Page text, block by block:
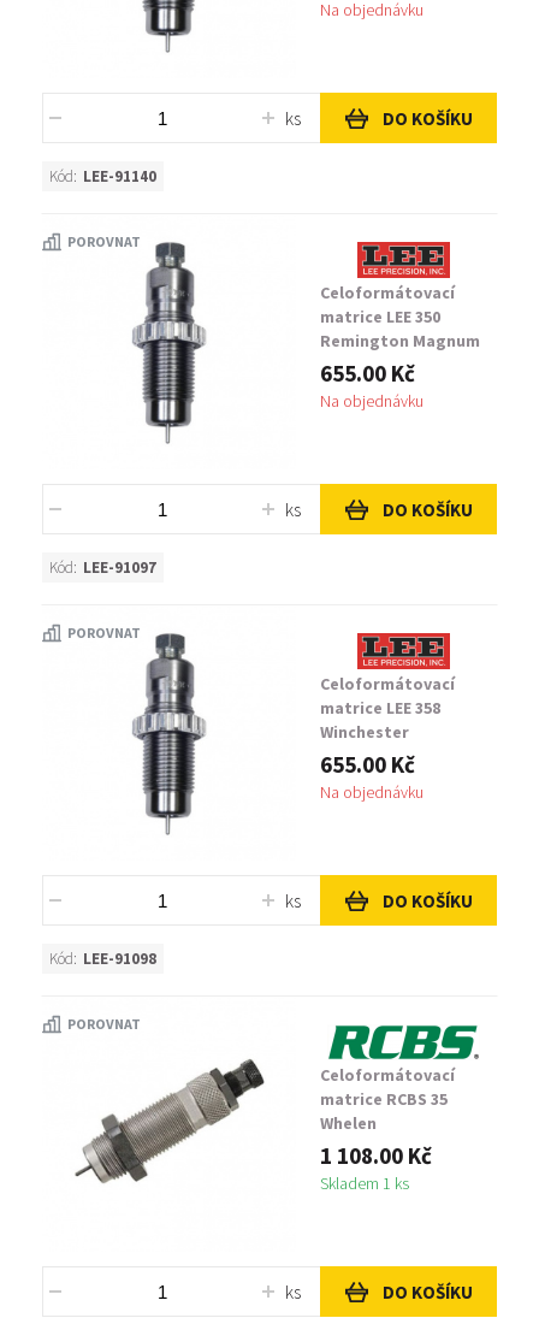
Na objednávku
ks DO KOŠÍKU
Kód: LEE-91140
POROVNAT
Celoformátovací
matrice LEE 350
Remington Magnum
655.00 Kč
Na objednávku
ks DO KOŠÍKU
Kód: LEE-91097
POROVNAT
Celoformátovací
matrice LEE 358
Winchester
655.00 Kč
Na objednávku
ks DO KOŠÍKU
Kód: LEE-91098
POROVNAT
Celoformátovací
matrice RCBS 35
Whelen
1 108.00 Kč
Skladem 1 ks
ks DO KOŠÍKU